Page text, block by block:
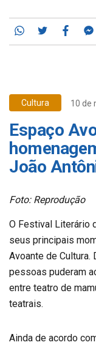
Whatsapp
Twitter
Cultura 10 de
Espaço
João
Foto: Reprodução
O Festival Literário
seus principais
Avoante de Cultura.
pessoas puderam
entre teatro de
teatrais.
Ainda de acordo